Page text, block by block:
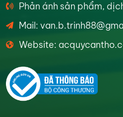
Phản ánh sản phẩm,
Mail:
Website: